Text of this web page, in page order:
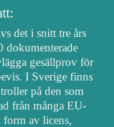
det i snitt tre års
gesällprov för
I Sverige finns
på den som
från många EU-
form av licens,